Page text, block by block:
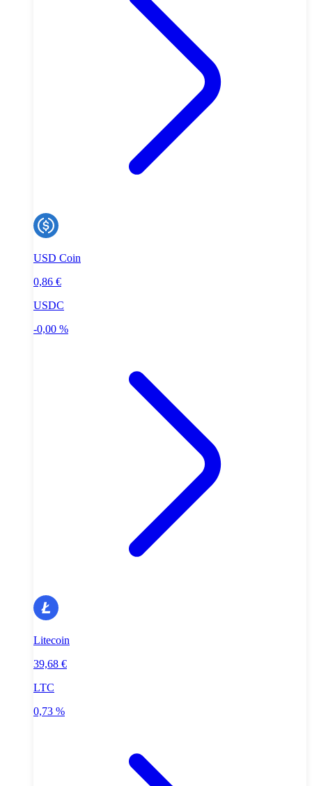
USD Coin
0,86 €
USDC
-0,00 %
Litecoin
39,68 €
LTC
0,73 %